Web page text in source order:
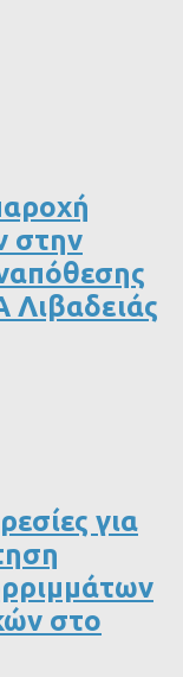
στην
για
στο